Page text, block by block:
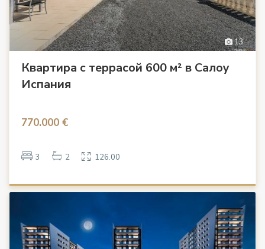
13
Квартира с террасой 600 м² в Салоу
Испания
770.000 €
3 2 126.00